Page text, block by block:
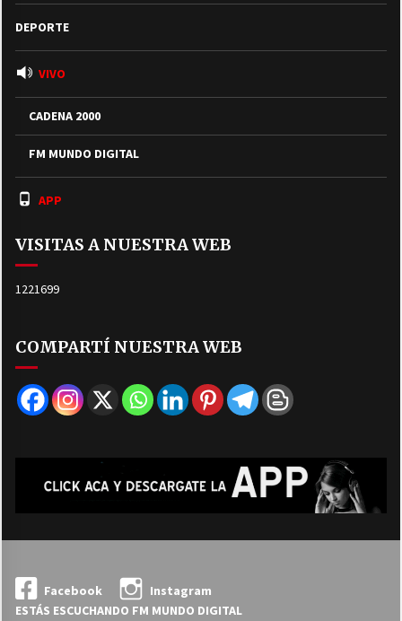
DEPORTE
VIVO
CADENA 2000
FM MUNDO DIGITAL
APP
VISITAS A NUESTRA WEB
1221699
COMPARTÍ NUESTRA WEB
Facebook
Instagram
ESTÁS ESCUCHANDO FM MUNDO DIGITAL